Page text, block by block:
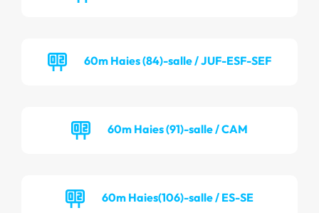
60m Haies (84)-salle / JUF-ESF-SEF
60m Haies (91)-salle / CAM
60m Haies(106)-salle / ES-SE